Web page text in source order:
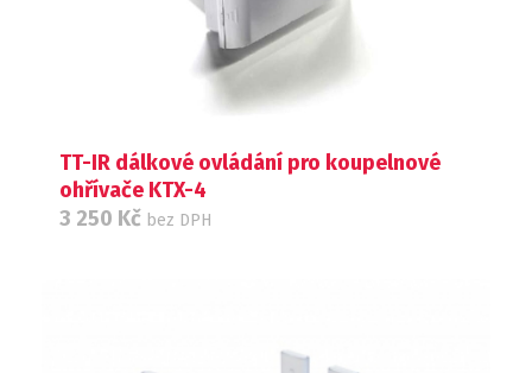
TT-IR dálkové ovládání pro koupelnové
ohřívače KTX-4
3 250 Kč bez DPH